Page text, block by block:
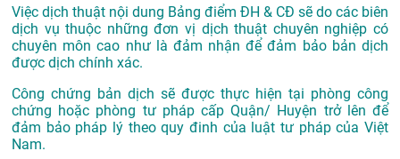
Việc dịch thuật nội dung Bảng điểm ĐH & CĐ sẽ do các biên
dịch vụ thuộc những đơn vị dịch thuật chuyên nghiệp có
chuyên môn cao như là đảm nhận để đảm bảo bản dịch
được dịch chính xác.
Công chứng bản dịch sẽ được thực hiện tại phòng công
chứng hoặc phòng tư pháp cấp Quận/ Huyện trở lên để
đảm bảo pháp lý theo quy đinh của luật tư pháp của Việt
Nam.